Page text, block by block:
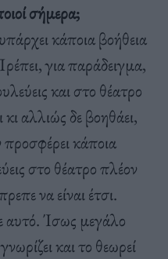
σήμερα;
κάποια βοήθεια
για παράδειγμα,
και στο θέατρο
αλλιώς δε βοηθάει,
προσφέρει κάποια
στο θέατρο πλέον
να είναι έτσι.
αυτό. Ίσως μεγάλο
και το θεωρεί